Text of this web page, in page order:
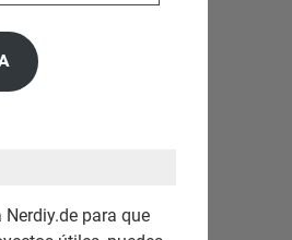
para que